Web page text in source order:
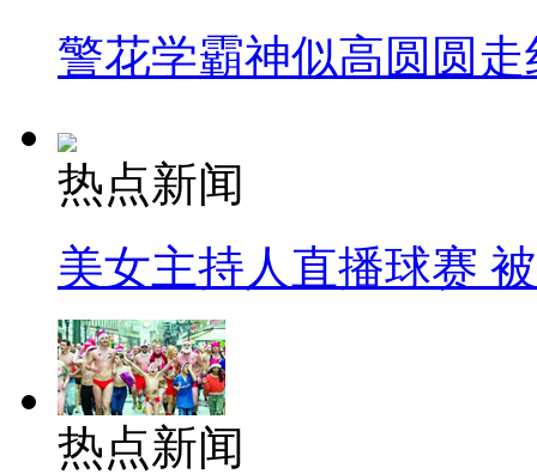
警花学霸神似高圆圆走
热点新闻
美女主持人直播球赛
热点新闻